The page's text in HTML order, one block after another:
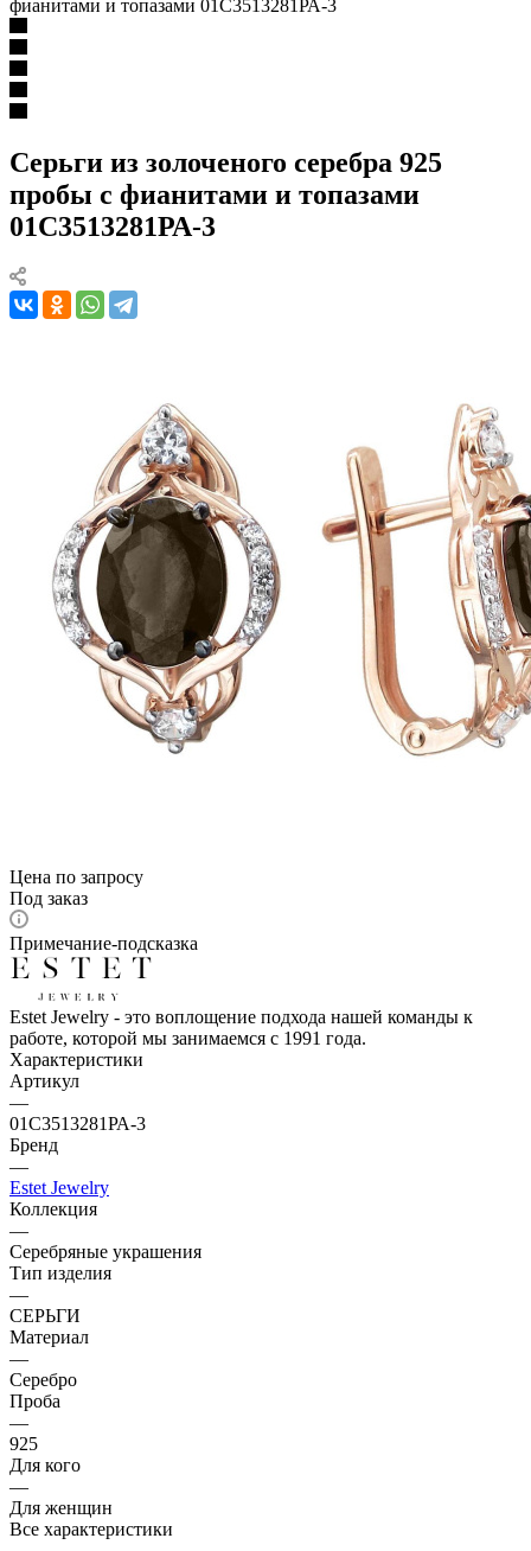
фианитами и топазами 01С3513281РА-3
Серьги из золоченого серебра 925
пробы с фианитами и топазами
01С3513281РА-3
Цена по запросу
Под заказ
Примечание-подсказка
Estet Jewelry - это воплощение подхода нашей команды к
работе, которой мы занимаемся с 1991 года.
Характеристики
Артикул
—
01С3513281РА-3
Бренд
—
Estet Jewelry
Коллекция
—
Серебряные украшения
Тип изделия
—
СЕРЬГИ
Материал
—
Серебро
Проба
—
925
Для кого
—
Для женщин
Все характеристики